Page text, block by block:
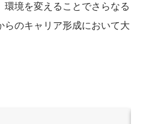
環境を変えることでさらなる
らのキャリア形成において大